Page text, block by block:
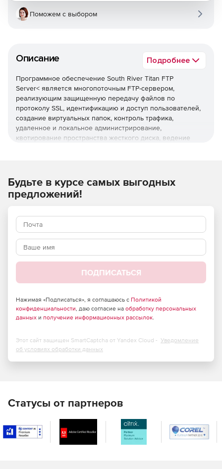
Описание Подробнее
Программное обеспечение South River Titan FTP
Server< является многопоточным FTP-сервером,
реализующим защищенную передачу файлов по
протоколу SSL, идентификацию и доступ пользователей,
создание виртуальных папок, контроль трафика,
удаленное и локальное администрирование,
квотирование пространства жесткого диска, ведение
Контроль безопасности и доступа.
содержит следующие функции:
Использование протоколов SFTP и FTP-SSL для
Предоставление/отклонение анонимного доступа.
от их расположения (в белом и черном списке).
Управление событиями. Администраторы могут
настраивать правила, основанные на текущем
состоянии сервера:
Поможем с выбором
Будьте в курсе самых выгодных
предложений!
ПОДПИСАТЬСЯ
Нажимая «Подписаться», я соглашаюсь с Политикой
конфиденциальности, даю согласие на обработку персональных
данных и получение информационных рассылок.
Этот сайт защищен SmartCaptcha от Yandex Cloud - Уведомление
об условиях обработки данных
Статусы от партнеров